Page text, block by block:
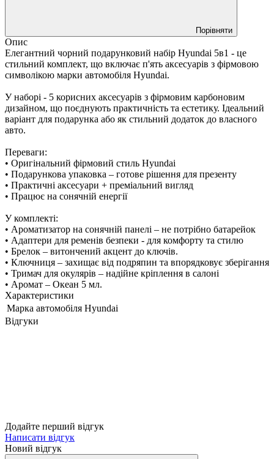
Порівняти
Опис
Елегантний чорний подарунковий набір Hyundai 5в1 - це
стильний комплект, що включає п'ять аксесуарів з фірмовою
символікою марки автомобіля Hyundai.
У наборі - 5 корисних аксесуарів з фірмовим карбоновим
дизайном, що поєднують практичність та естетику. Ідеальний
варіант для подарунка або як стильний додаток до власного
авто.
Переваги:
• Оригінальний фірмовий стиль Hyundai
• Подарункова упаковка – готове рішення для презенту
• Практичні аксесуари + преміальний вигляд
• Працює на сонячній енергії
У комплекті:
• Ароматизатор на сонячній панелі – не потрібно батарейок
• Адаптери для ременів безпеки - для комфорту та стилю
• Брелок – витончений акцент до ключів.
• Ключниця – захищає від подряпин та впорядковує зберігання
• Тримач для окулярів – надійне кріплення в салоні
• Аромат – Океан 5 мл.
Характеристики
Марка автомобіля Hyundai
Відгуки
Додайте перший відгук
Написати відгук
Новий відгук